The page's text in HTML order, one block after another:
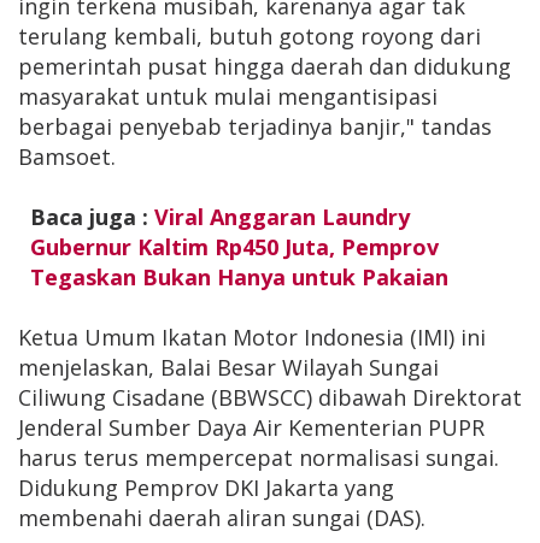
ingin terkena musibah, karenanya agar tak
terulang kembali, butuh gotong royong dari
pemerintah pusat hingga daerah dan didukung
masyarakat untuk mulai mengantisipasi
berbagai penyebab terjadinya banjir," tandas
Bamsoet.
Baca juga : Viral Anggaran Laundry
Gubernur Kaltim Rp450 Juta, Pemprov
Tegaskan Bukan Hanya untuk Pakaian
Ketua Umum Ikatan Motor Indonesia (IMI) ini
menjelaskan, Balai Besar Wilayah Sungai
Ciliwung Cisadane (BBWSCC) dibawah Direktorat
Jenderal Sumber Daya Air Kementerian PUPR
harus terus mempercepat normalisasi sungai.
Didukung Pemprov DKI Jakarta yang
membenahi daerah aliran sungai (DAS).